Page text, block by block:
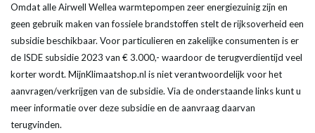
Omdat alle Airwell Wellea warmtepompen zeer energiezuinig zijn en
geen gebruik maken van fossiele brandstoffen stelt de rijksoverheid een
subsidie beschikbaar. Voor particulieren en zakelijke consumenten is er
de ISDE subsidie 2023 van € 3.000,- waardoor de terugverdientijd veel
korter wordt. MijnKlimaatshop.nl is niet verantwoordelijk voor het
aanvragen/verkrijgen van de subsidie. Via de onderstaande links kunt u
meer informatie over deze subsidie en de aanvraag daarvan
terugvinden.